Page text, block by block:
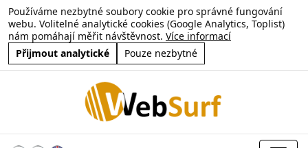
Používáme nezbytné soubory cookie pro správné fungování
webu. Volitelné analytické cookies (Google Analytics, Toplist)
nám pomáhají měřit návštěvnost. Více informací
Přijmout analytické
Pouze nezbytné